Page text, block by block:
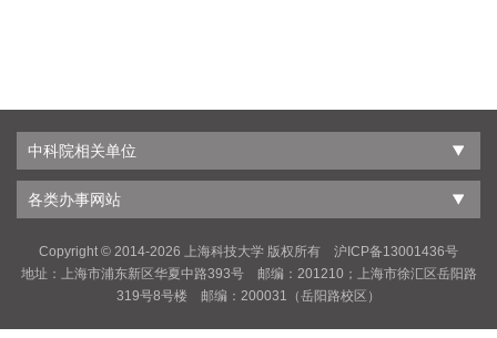
中科院相关单位
各类办事网站
Copyright © 2014-2026 上海科技大学 版权所有 沪ICP备13001436号
地址：上海市浦东新区华夏中路393号 邮编：201210；上海市徐汇区岳阳路
319号8号楼 邮编：200031（岳阳路校区）